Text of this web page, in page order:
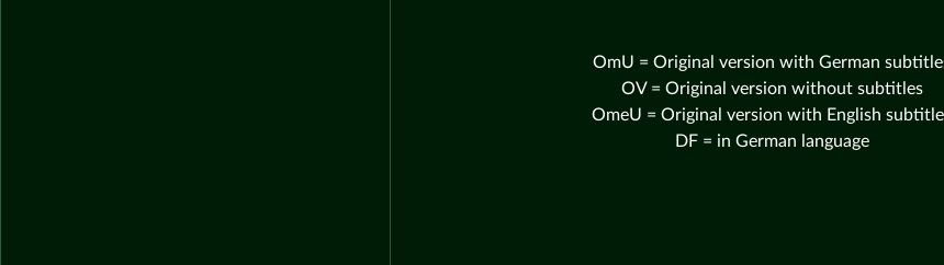
OmU = Original version with German
OV = Original version without subtitles
OmeU = Original version with English
DF = in German language